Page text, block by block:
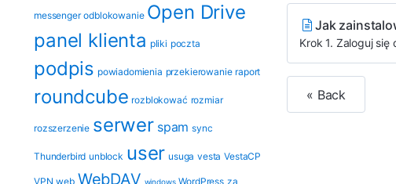
messenger odblokowanie Open Drive
panel klienta pliki poczta
podpis powiadomienia przekierowanie raport
roundcube rozblokować rozmiar
rozszerzenie serwer spam sync
Thunderbird unblock user usuga vesta VestaCP
VPN web WebDAV windows WordPress za
Jak
Krok 1. Zaloguj
« Back